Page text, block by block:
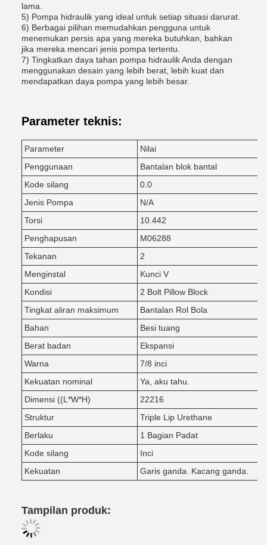
lama.
5) Pompa hidraulik yang ideal untuk setiap situasi darurat.
6) Berbagai pilihan memudahkan pengguna untuk
menemukan persis apa yang mereka butuhkan, bahkan
jika mereka mencari jenis pompa tertentu.
7) Tingkatkan daya tahan pompa hidraulik Anda dengan
menggunakan desain yang lebih berat, lebih kuat dan
mendapatkan daya pompa yang lebih besar.
Parameter teknis:
Parameter
Nilai
Penggunaan
Bantalan blok bantal
Kode silang
0.0
Jenis Pompa
N/A
Torsi
10.442
Penghapusan
M06288
Tekanan
2
Menginstal
Kunci V
Kondisi
2 Bolt Pillow Block
Tingkat aliran maksimum
Bantalan Rol Bola
Bahan
Besi tuang
Berat badan
Ekspansi
Warna
7/8 inci
Kekuatan nominal
Ya, aku tahu.
Dimensi ((L*W*H)
22216
Struktur
Triple Lip Urethane
Berlaku
1 Bagian Padat
Kode silang
Inci
Kekuatan
Garis ganda. Kacang ganda.
Tampilan produk: